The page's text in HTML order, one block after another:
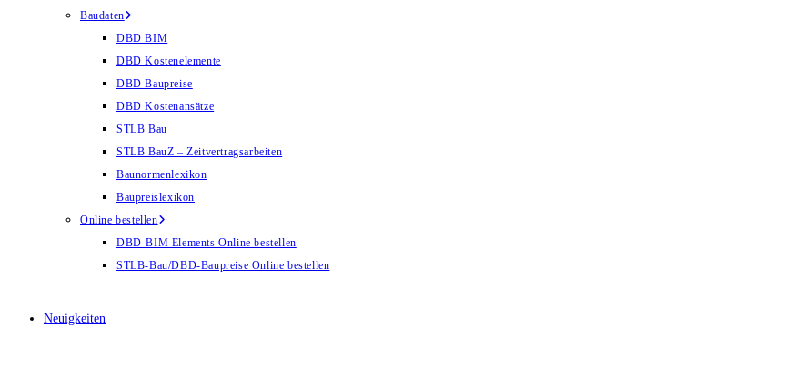
Baudaten
DBD BIM
DBD Kostenelemente
DBD Baupreise
DBD Kostenansätze
STLB Bau
STLB BauZ – Zeitvertragsarbeiten
Baunormenlexikon
Baupreislexikon
Online bestellen
DBD-BIM Elements Online bestellen
STLB-Bau/DBD-Baupreise Online bestellen
Neuigkeiten